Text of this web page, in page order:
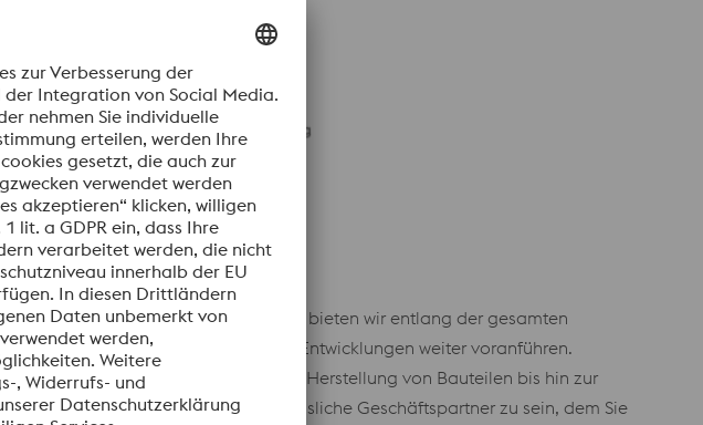
Materialien und deren Verarbeitung bieten wir entlang der gesamten
die Innovationen unterstützen und Entwicklungen weiter voranführen.
die Konstruktion, Simulation und Herstellung von Bauteilen bis hin zur
Lieferkette mit dem Ziel, der verlässliche Geschäftspartner zu sein, dem Sie